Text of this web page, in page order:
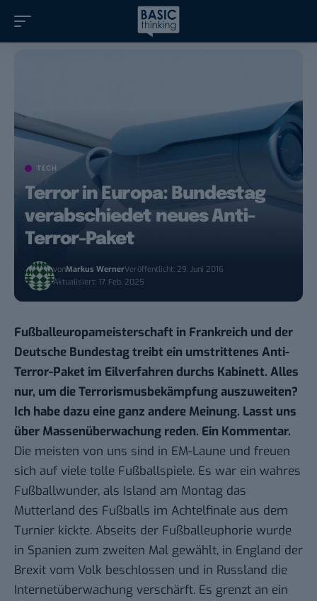
TECH
Terror in Europa: Bundestag
verabschiedet neues Anti-
Terror-Paket
vonMarkus WernerVeröffentlicht: 29. Juni 2016
Aktualisiert: 17. Feb. 2025
Fußballeuropameisterschaft in Frankreich und der
Deutsche Bundestag treibt ein umstrittenes Anti-
Terror-Paket im Eilverfahren durchs Kabinett. Alles
nur, um die Terrorismusbekämpfung auszuweiten?
Ich habe dazu eine ganz andere Meinung. Lasst uns
über Massenüberwachung reden. Ein Kommentar.
Die meisten von uns sind in EM-Laune und freuen
sich auf viele tolle Fußballspiele. Es war ein wahres
Fußballwunder, als Island am Montag das
Mutterland des Fußballs im Achtelfinale aus dem
Turnier kickte. Abseits der Fußballeuphorie wurde
in Spanien zum zweiten Mal gewählt, in England der
Brexit vom Volk beschlossen und in Russland die
Internetüberwachung verschärft. Es grenzt an ein